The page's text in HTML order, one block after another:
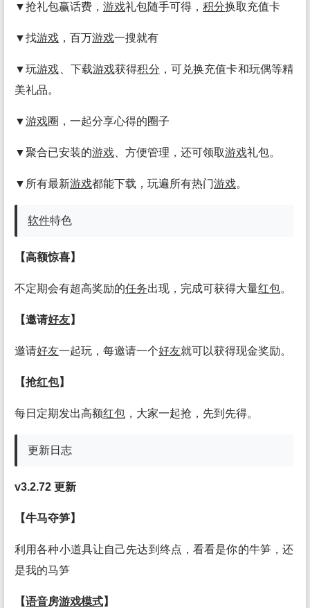
▼抢礼包赢话费， 游戏礼包随手可得， 积分换取充值卡
▼找游戏 ，百万游戏一搜就有
▼玩游戏 、下载游戏获得积分 ，可兑换充值卡和玩偶等精
美礼品。
▼游戏圈，一起分享心得的圈子
▼聚合已安装的游戏 、方便管理，还可领取游戏礼包。
▼所有最新游戏都能下载，玩遍所有热门游戏。
软件特色
【高额惊喜】
不定期会有超高奖励的任务出现，完成可获得大量红包。
【邀请好友】
邀请好友一起玩，每邀请一个好友就可以获得现金奖励。
【抢红包】
每日定期发出高额红包 ，大家一起抢，先到先得。
更新日志
v3.2.72 更新
【牛马夺笋】
利用各种小道具让自己先达到终点，看看是你的牛笋，还
是我的马笋
【语音房游戏模式】